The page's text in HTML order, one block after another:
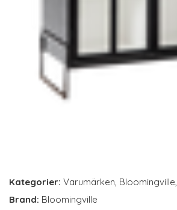
Kategorier: Varumärken, Bloomingville,
Brand: Bloomingville